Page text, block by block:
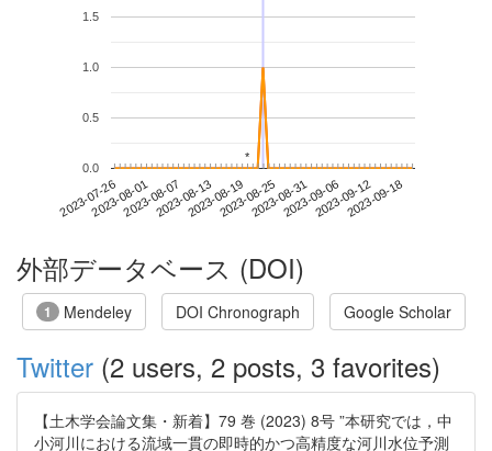
2023-07-262023-08-012023-08-072023-08-132023-08-192023-08-252023-08-312023-09-062023-09-122023-09-18
0.0
0.5
1.0
1.5
**
外部データベース (DOI)
1 Mendeley DOI Chronograph Google Scholar
Twitter (2 users, 2 posts, 3 favorites)
【土木学会論文集・新着】79 巻 (2023) 8号 ”本研究では，中
小河川における流域一貫の即時的かつ高精度な河川水位予測